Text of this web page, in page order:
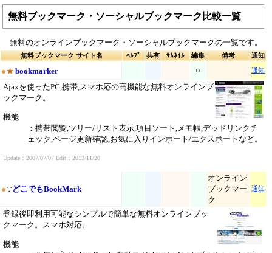
無料ブックマーク・ソーシャルブックマーク比較一覧
無料のオンラインブックマーク・ソーシャルブックマークの一覧です。
無料ブックマーク サイト名 ﾍﾙﾌﾟ 共有 ｻﾑﾈｲﾙ 編集 備考 通知
●★ bookmarker ○ 通知
Ajaxを使ったPC,携帯,スマホ応の高機能な無料オンラインブ
ックマーク。
機能
：携帯閲覧,ツリー/リスト表示,項目ソート,メモ帳,デッドリンクチ
ェック,ページ更新確認,お気に入りインポート/エクスポートなど。
Update：2007/07/07 Edit：2013/11/20
●∵ どこでもBookMark
オンライン
ブックマー
ク
通知
登録後即利用可能なシンプルで簡単な無料オンラインブッ
クマーク。スマホ対応。
機能